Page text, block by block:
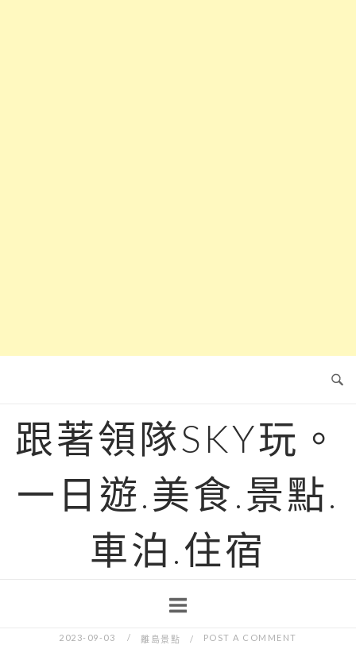
跟著領隊SKY玩。
一日遊.美食.景點.
車泊.住宿
2023-09-03 離島景點 POST A COMMENT